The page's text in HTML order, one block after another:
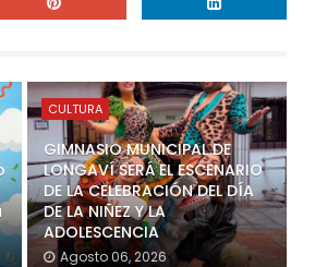
CULTURA
GIMNASIO MUNICIPAL DE
LONGAVÍ SERÁ EL ESCENARIO
DE LA CELEBRACIÓN DEL DÍA
DE LA NIÑEZ Y LA
ADOLESCENCIA
Agosto 06, 2026